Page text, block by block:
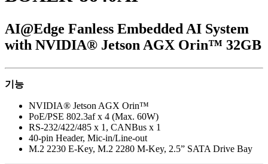
AI@Edge Fanless Embedded AI System
with NVIDIA® Jetson AGX Orin™ 32GB
기능
NVIDIA® Jetson AGX Orin™
PoE/PSE 802.3af x 4 (Max. 60W)
RS-232/422/485 x 1, CANBus x 1
40-pin Header, Mic-in/Line-out
M.2 2230 E-Key, M.2 2280 M-Key, 2.5” SATA Drive Bay